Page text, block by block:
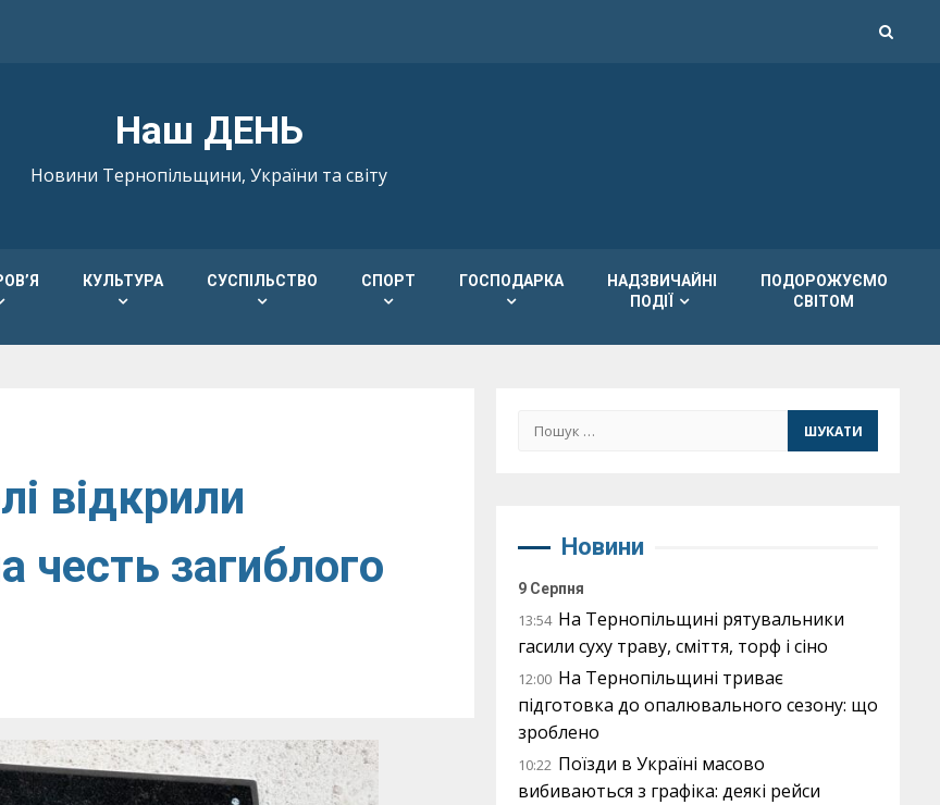
Наш ДЕНЬ
Новини Тернопільщини, України та світу
КУЛЬТУРА СУСПІЛЬСТВО СПОРТ ГОСПОДАРКА
НАДЗВИЧАЙНІ
ПОДІЇ
ПОДОРОЖУЄМО
СВІТОМ
відкрили
честь загиблого
Пошук:
Новини
9 Серпня
13:54 На Тернопільщині рятувальники
гасили суху траву, сміття, торф і сіно
12:00 На Тернопільщині триває
підготовка до опалювального сезону: що
зроблено
10:22 Поїзди в Україні масово
вибиваються з графіка: деякі рейси